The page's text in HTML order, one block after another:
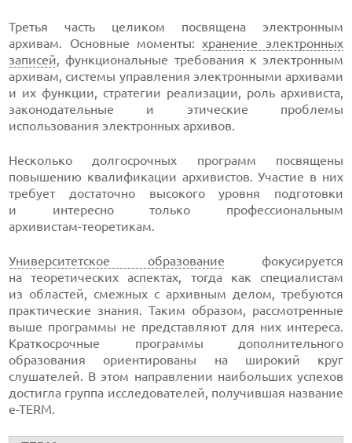
Третья часть целиком посвящена электронным
архивам. Основные моменты:хранение электронных
записей, функциональные требования к электронным
архивам, системы управления электронными архивами
и их функции, стратегии реализации, роль архивиста,
законодательные и этические проблемы
использования электронных архивов.
Несколько долгосрочных программ посвящены
повышению квалификации архивистов. Участие в них
требует достаточно высокого уровня подготовки
и интересно только профессиональным
архивистам-теоретикам.
Университетское образование фокусируется
на теоретических аспектах, тогда как специалистам
из областей, смежных с архивным делом, требуются
практические знания. Таким образом, рассмотренные
выше программы не представляют для них интереса.
Краткосрочные программы дополнительного
образования ориентированы на широкий круг
слушателей. В этом направлении наибольших успехов
достигла группа исследователей, получившая название
e-TERM.